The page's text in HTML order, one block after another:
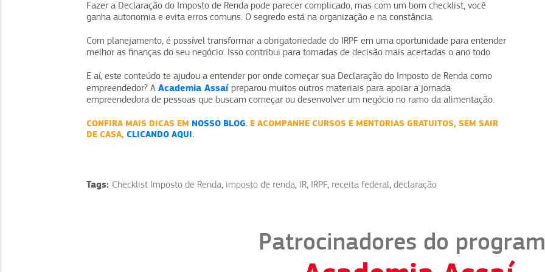
Fazer a Declaração do Imposto de Renda pode parecer complicado, mas com um bom checklist, você
ganha autonomia e evita erros comuns. O segredo está na organização e na constância.
Com planejamento, é possível transformar a obrigatoriedade do IRPF em uma oportunidade para entender
melhor as finanças do seu negócio. Isso contribui para tomadas de decisão mais acertadas o ano todo.
E aí, este conteúdo te ajudou a entender por onde começar sua Declaração do Imposto de Renda como
empreendedor? A Academia Assaí preparou muitos outros materiais para apoiar a jornada
empreendedora de pessoas que buscam começar ou desenvolver um negócio no ramo da alimentação.
CONFIRA MAIS DICAS EM NOSSO BLOG. E ACOMPANHE CURSOS E MENTORIAS GRATUITOS, SEM SAIR
DE CASA, CLICANDO AQUI.
Tags: Checklist Imposto de Renda, imposto de renda, IR, IRPF, receita federal, declaração
Patrocinadores do